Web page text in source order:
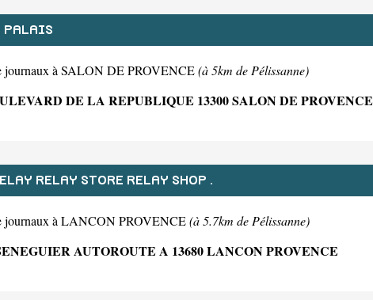
PALAIS
journaux à SALON DE PROVENCE(à 5km de Pélissanne)
DE LA REPUBLIQUE 13300 SALON DE PROVENCE
RELAY STORE RELAY SHOP .
journaux à LANCON PROVENCE(à 5.7km de Pélissanne)
AUTOROUTE A 13680 LANCON PROVENCE